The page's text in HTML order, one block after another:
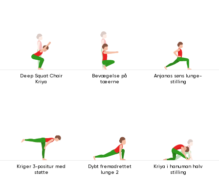
Deep Squat Chair
Kriya
Bevægelse på
tæerne
Anjanas søns lunge-
stilling
Kriger 3-positur med
støtte
Dybt fremadrettet
lunge 2
Kriya i hanuman halv
stilling